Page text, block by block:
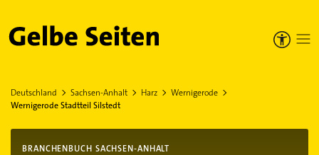
Gelbe Seiten
Deutschland Sachsen-Anhalt Harz
Wernigerode
Wernigerode Stadtteil Silstedt
BRANCHENBUCH SACHSEN-ANHALT